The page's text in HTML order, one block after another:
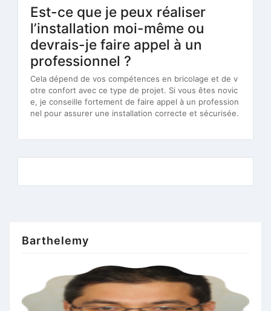
Est-ce que je peux réaliser
l’installation moi-même ou
devrais-je faire appel à un
professionnel ?
Cela dépend de vos compétences en bricolage et de v
otre confort avec ce type de projet. Si vous êtes novic
e, je conseille fortement de faire appel à un profession
nel pour assurer une installation correcte et sécurisée.
Barthelemy